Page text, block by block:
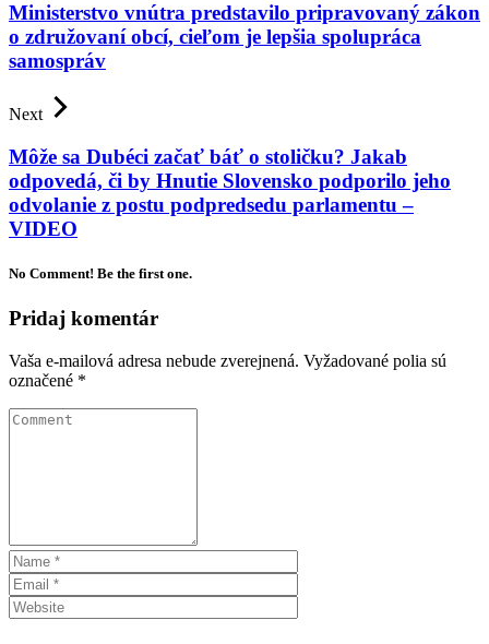
Ministerstvo vnútra predstavilo pripravovaný zákon
o združovaní obcí, cieľom je lepšia spolupráca
samospráv
Next
Môže sa Dubéci začať báť o stoličku? Jakab
odpovedá, či by Hnutie Slovensko podporilo jeho
odvolanie z postu podpredsedu parlamentu –
VIDEO
No Comment! Be the first one.
Pridaj komentár
Vaša e-mailová adresa nebude zverejnená. Vyžadované polia sú
označené *